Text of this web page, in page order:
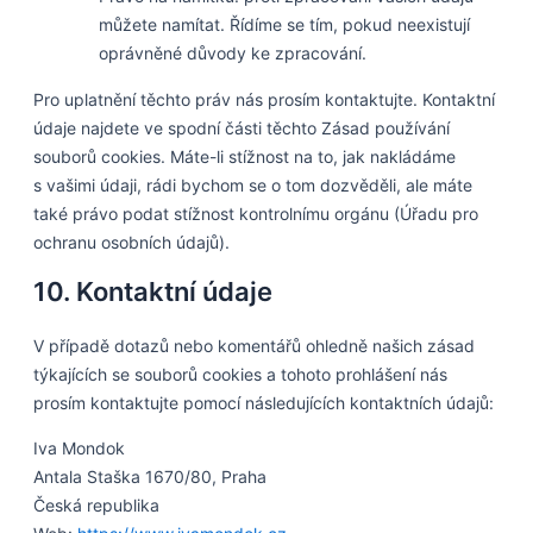
můžete namítat. Řídíme se tím, pokud neexistují
oprávněné důvody ke zpracování.
Pro uplatnění těchto práv nás prosím kontaktujte. Kontaktní
údaje najdete ve spodní části těchto Zásad používání
souborů cookies. Máte-li stížnost na to, jak nakládáme
s vašimi údaji, rádi bychom se o tom dozvěděli, ale máte
také právo podat stížnost kontrolnímu orgánu (Úřadu pro
ochranu osobních údajů).
10. Kontaktní údaje
V případě dotazů nebo komentářů ohledně našich zásad
týkajících se souborů cookies a tohoto prohlášení nás
prosím kontaktujte pomocí následujících kontaktních údajů:
Iva Mondok
Antala Staška 1670/80, Praha
Česká republika